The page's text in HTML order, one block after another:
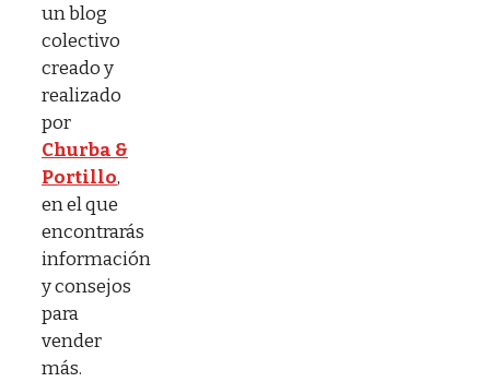
un blog
colectivo
creado y
realizado
por
Churba &
Portillo,
en el que
encontrarás
información
y consejos
para
vender
más.